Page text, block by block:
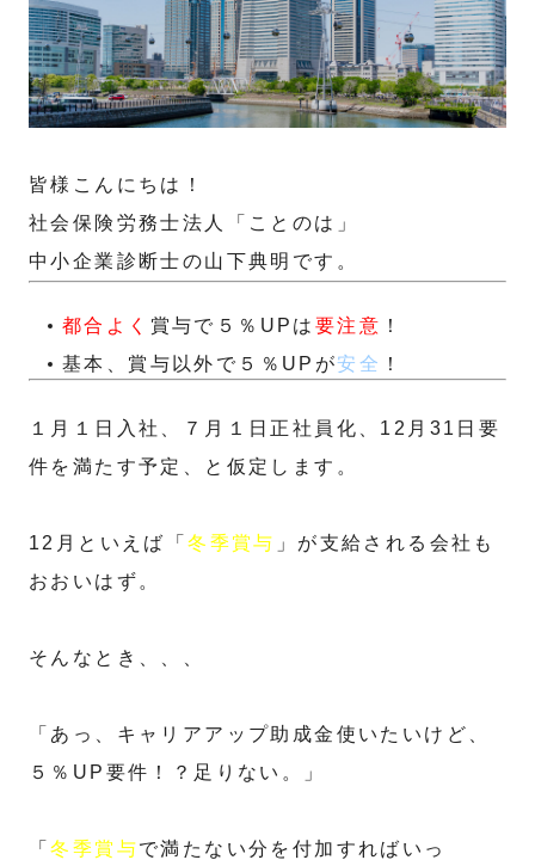
皆様こんにちは！
社会保険労務士法人「ことのは」
中小企業診断士の山下典明です。
都合よく 賞与で５％UPは 要注意 ！
基本、賞与以外で５％UPが安全 ！
１月１日入社、７月１日正社員化、12月31日要
件を満たす予定、と仮定します。
12月といえば「冬季賞与 」が支給される会社も
おおいはず。
そんなとき、、、
「あっ、キャリアアップ助成金使いたいけど、
５％UP要件！？足りない。」
「冬季賞与で満たない分を付加すればいっ